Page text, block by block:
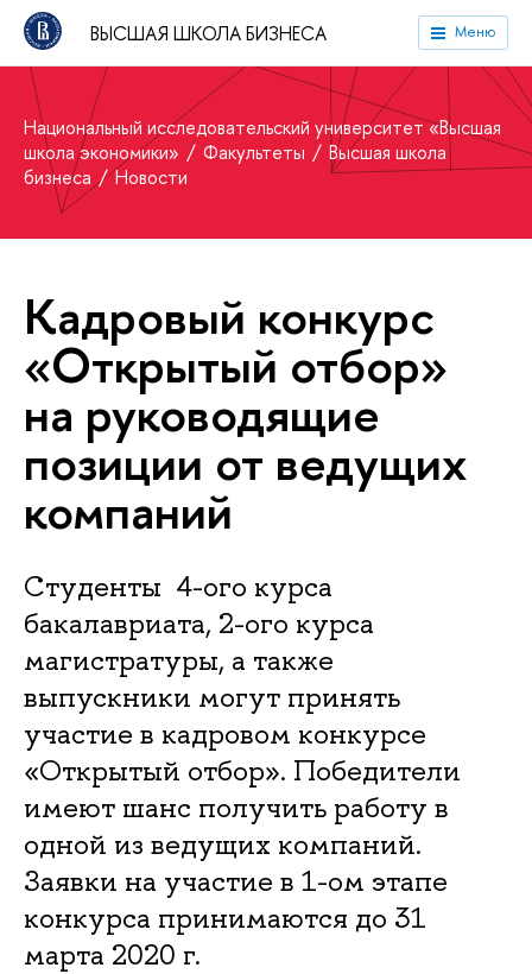
ВЫСШАЯ ШКОЛА БИЗНЕСА Меню
Национальный исследовательский университет «Высшая
школа экономики»
Факультеты
Высшая школа
бизнеса
Новости
Кадровый конкурс
«Открытый отбор»
на руководящие
позиции от ведущих
компаний
Студенты 4-ого курса
бакалавриата, 2-ого курса
магистратуры, а также
выпускники могут принять
участие в кадровом конкурсе
«Открытый отбор». Победители
имеют шанс получить работу в
одной из ведущих компаний.
Заявки на участие в 1-ом этапе
конкурса принимаются до 31
марта 2020 г.